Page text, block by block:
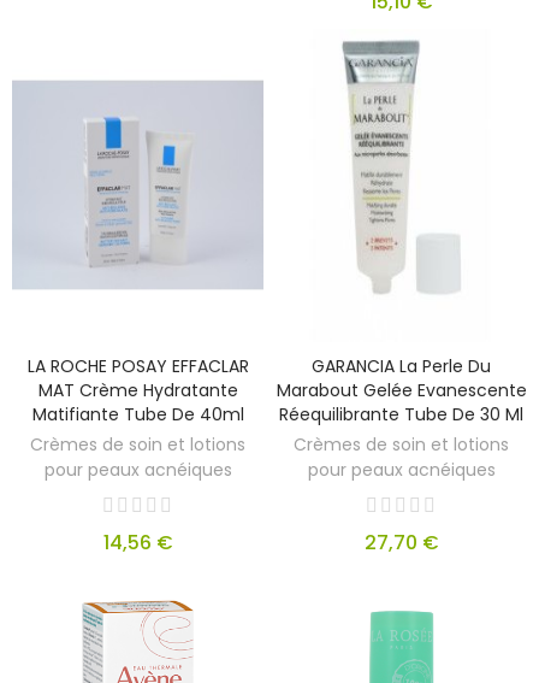
LA ROCHE POSAY EFFACLAR
MAT Crème Hydratante
Matifiante Tube De 40ml
Crèmes de soin et lotions
pour peaux acnéiques
14,56 €
GARANCIA La Perle Du
Marabout Gelée Evanescente
Réequilibrante Tube De 30 Ml
Crèmes de soin et lotions
pour peaux acnéiques
27,70 €